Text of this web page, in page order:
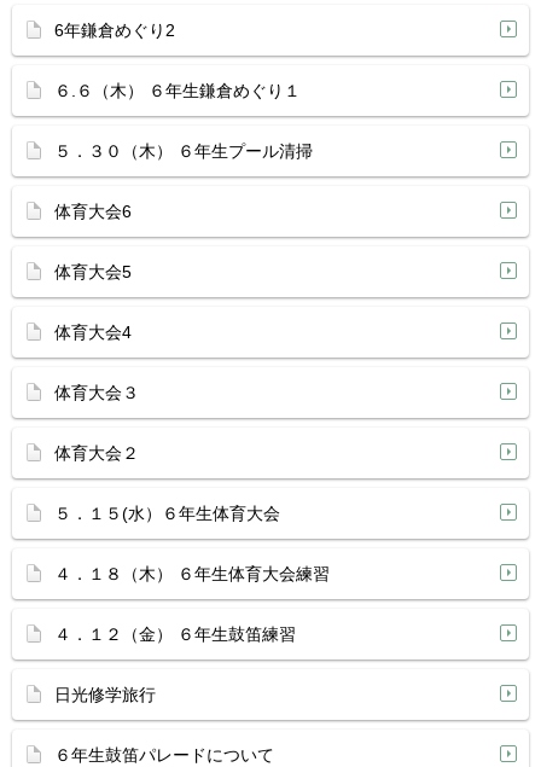
6年鎌倉めぐり2
６.６（木） ６年生鎌倉めぐり１
５．３０（木） ６年生プール清掃
体育大会6
体育大会5
体育大会4
体育大会３
体育大会２
５．１５(水）６年生体育大会
４．１８（木） ６年生体育大会練習
４．１２（金） ６年生鼓笛練習
日光修学旅行
６年生鼓笛パレードについて